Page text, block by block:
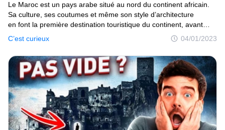
C’est curieux 04/01/2023
Le Maroc est un pays arabe situé au nord du continent africain.
Sa culture, ses coutumes et même son style d’architecture
en font la première destination touristique du continent, avant
même l’Égypte. Nous avons décidé de compiler des faits et des
curiosités sur ce pays pour savoir pourquoi c’est une destination
aussi populaire.